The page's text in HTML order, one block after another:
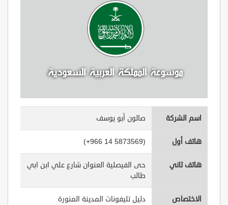
اسم الشركة صالون أبو يوسف
هاتف أول (+966 14 5873569)
هاتف ثاني
حى الفيصلية العنوان شارع علي ابن ابي
طالب
الاختصاص دليل تليفونات المدينة المنورة